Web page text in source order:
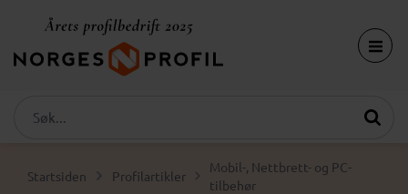
Startsiden Profilartikler
Mobil-, Nettbrett- og PC-
tilbehør